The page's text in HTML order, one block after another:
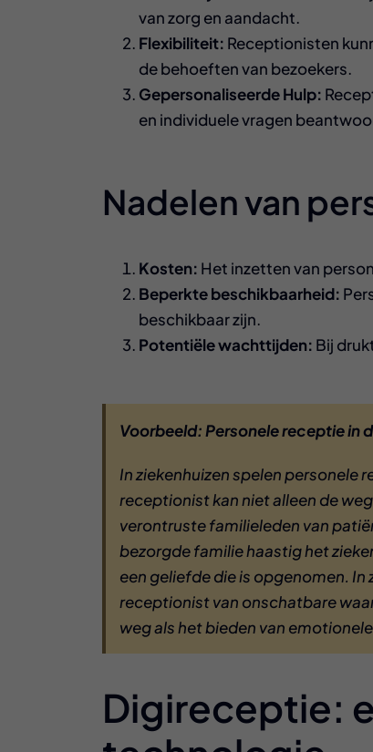
van zorg en aandacht.
Flexibiliteit: Receptionisten
de behoeften van bezoekers.
Gepersonaliseerde Hulp:
en individuele vragen
Nadelen van
Kosten: Het inzetten van
Beperkte beschikbaarheid:
beschikbaar zijn.
Potentiële wachttijden: Bij
Voorbeeld: Personele receptie in
In ziekenhuizen spelen personele
receptionist kan niet alleen de
verontruste familieleden van
bezorgde familie haastig het
een geliefde die is opgenomen. In
receptionist van onschatbare
weg als het bieden van
Digireceptie: